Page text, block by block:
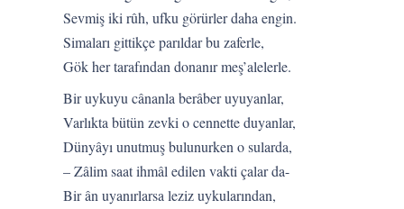
Sevmiş iki rûh, ufku görürler daha engin.
Simaları gittikçe parıldar bu zaferle,
Gök her tarafından donanır meş’alelerle.
Bir uykuyu cânanla berâber uyuyanlar,
Varlıkta bütün zevki o cennette duyanlar,
Dünyâyı unutmuş bulunurken o sularda,
– Zâlim saat ihmâl edilen vakti çalar da-
Bir ân uyanırlarsa leziz uykularından,